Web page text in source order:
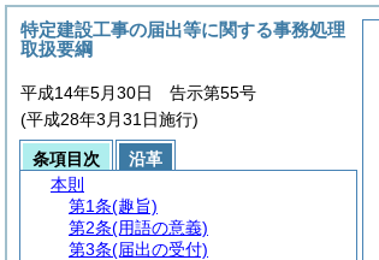
特定建設工事の届出等に関する事務処理
取扱要綱
平成14年5月30日 告示第55号
(平成28年3月31日施行)
条項目次
沿革
本則
第1条(趣旨)
第2条(用語の意義)
第3条(届出の受付)